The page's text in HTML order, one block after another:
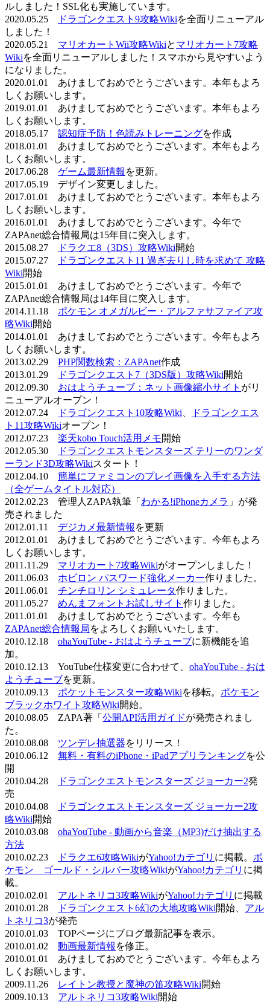
ルしました！SSL化も実施しています。
2020.05.25
ドラゴンクエスト9攻略Wikiを全面リニューアル
しました！
2020.05.21 マリオカートWii攻略Wikiと マリオカート7攻略
Wikiを全面リニューアルしました！スマホから見やすいよう
になりました。
2020.01.01 あけましておめでとうございます。本年もよろ
しくお願いします。
2019.01.01 あけましておめでとうございます。本年もよろ
しくお願いします。
2018.05.17 認知症予防！色読みトレーニングを作成
2018.01.01 あけましておめでとうございます。本年もよろ
しくお願いします。
2017.06.28 ゲーム最新情報 を更新。
2017.05.19 デザイン変更しました。
2017.01.01 あけましておめでとうございます。本年もよろ
しくお願いします。
2016.01.01 あけましておめでとうございます。今年で
ZAPAnet総合情報局は15年目に突入します。
2015.08.27
ドラクエ8（3DS）攻略Wiki開始
2015.07.27
ドラゴンクエスト11 過ぎ去りし時を求めて 攻略
Wiki開始
2015.01.01 あけましておめでとうございます。今年で
ZAPAnet総合情報局は14年目に突入します。
2014.11.18 ポケモン オメガルビー・アルファサファイア攻
略Wiki開始
2014.01.01 あけましておめでとうございます。今年もよろ
しくお願いします。
2013.02.29 PHP関数検索：ZAPAnet作成
2013.01.29
ドラゴンクエスト7（3DS版）攻略Wiki開始
2012.09.30 おはようチューブ：ネット画像縮小サイト がリ
ニューアルオープン！
2012.07.24
ドラゴンクエスト10攻略Wiki
ドラゴンクエス
ト11攻略Wikiオープン！
2012.07.23 楽天kobo Touch活用メモ開始
2012.05.30
ドラゴンクエストモンスターズ テリーのワンダ
ーランド3D攻略Wikiスタート！
2012.04.10 簡単にファミコンのプレイ画像を入手する方法
（全ゲームタイトル対応）
2012.02.23 管理人ZAPA執筆「 わかる!iPhoneカメラ 」が発
売されました
2012.01.11 デジカメ最新情報 を更新
2012.01.01 あけましておめでとうございます。今年もよろ
しくお願いします。
2011.11.29 マリオカート7攻略Wikiがオープンしました！
2011.06.03 ホビロン パスワード強化メーカー作りました。
2011.06.01 チンチロリン シミュレータ作りました。
2011.05.27 めんまフォントお試しサイト 作りました。
2011.01.01 あけましておめでとうございます。今年も
ZAPAnet総合情報局をよろしくお願いいたします。
2010.12.18 ohaYouTube - おはようチューブに新機能を追
加。
2010.12.13 YouTube仕様変更に合わせて、 ohaYouTube - おは
ようチューブを更新。
2010.09.13 ポケットモンスター攻略Wikiを移転。 ポケモン
ブラックホワイト攻略Wiki開始。
2010.08.05 ZAPA著「 公開API活用ガイドが発売されまし
た。
2010.08.08 ツンデレ抽選器をリリース！
2010.06.12 無料・有料のiPhone・iPadアプリランキングを公
開
2010.04.28
ドラゴンクエストモンスターズ ジョーカー2発
売
2010.04.08
ドラゴンクエストモンスターズ ジョーカー2攻
略Wiki開始
2010.03.08 ohaYouTube - 動画から音楽（MP3)だけ抽出する
方法
2010.02.23
ドラクエ6攻略WikiがYahoo!カテゴリ に掲載。 ポ
ケモン ゴールド・シルバー攻略WikiがYahoo!カテゴリ に掲
載。
2010.02.01 アルトネリコ3攻略WikiがYahoo!カテゴリ に掲載
2010.01.28
ドラゴンクエスト6幻の大地攻略Wiki開始、 アル
トネリコ3が発売
2010.01.03 TOPページにブログ最新記事を表示。
2010.01.02 動画最新情報 を修正。
2010.01.01 あけましておめでとうございます。今年もよろ
しくお願いします。
2009.11.26
レイトン教授と魔神の笛攻略Wiki開始
2009.10.13 アルトネリコ3攻略Wiki開始